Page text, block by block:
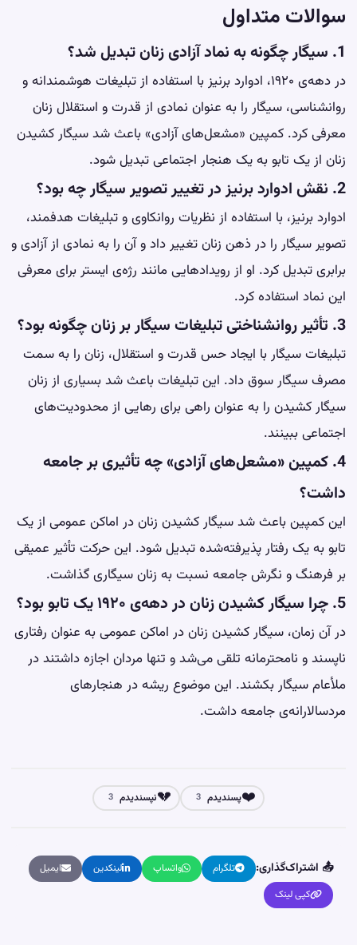
سوالات متداول
1. سیگار چگونه به نماد آزادی زنان تبدیل شد؟
در دهه‌ی ۱۹۲۰، ادوارد برنیز با استفاده از تبلیغات هوشمندانه و
روانشناسی، سیگار را به عنوان نمادی از قدرت و استقلال زنان
معرفی کرد. کمپین «مشعل‌های آزادی» باعث شد سیگار کشیدن
زنان از یک تابو به یک هنجار اجتماعی تبدیل شود.
2. نقش ادوارد برنیز در تغییر تصویر سیگار چه بود؟
ادوارد برنیز، با استفاده از نظریات روانکاوی و تبلیغات هدفمند،
تصویر سیگار را در ذهن زنان تغییر داد و آن را به نمادی از آزادی و
برابری تبدیل کرد. او از رویدادهایی مانند رژه‌ی ایستر برای معرفی
این نماد استفاده کرد.
3. تأثیر روانشناختی تبلیغات سیگار بر زنان چگونه بود؟
تبلیغات سیگار با ایجاد حس قدرت و استقلال، زنان را به سمت
مصرف سیگار سوق داد. این تبلیغات باعث شد بسیاری از زنان
سیگار کشیدن را به عنوان راهی برای رهایی از محدودیت‌های
اجتماعی ببینند.
4. کمپین «مشعل‌های آزادی» چه تأثیری بر جامعه
داشت؟
این کمپین باعث شد سیگار کشیدن زنان در اماکن عمومی از یک
تابو به یک رفتار پذیرفته‌شده تبدیل شود. این حرکت تأثیر عمیقی
بر فرهنگ و نگرش جامعه نسبت به زنان سیگاری گذاشت.
5. چرا سیگار کشیدن زنان در دهه‌ی ۱۹۲۰ یک تابو بود؟
در آن زمان، سیگار کشیدن زنان در اماکن عمومی به عنوان رفتاری
ناپسند و نامحترمانه تلقی می‌شد و تنها مردان اجازه داشتند در
ملأعام سیگار بکشند. این موضوع ریشه در هنجارهای
مردسالارانه‌ی جامعه داشت.
❤️پسندیدم 3
💔نپسندیدم 3
📤 اشتراک‌گذاری: تلگرام واتساپ لینکدین
ایمیل
کپی لینک